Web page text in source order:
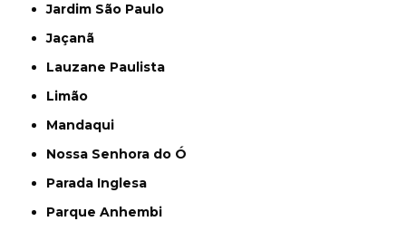
Jardim São Paulo
Jaçanã
Lauzane Paulista
Limão
Mandaqui
Nossa Senhora do Ó
Parada Inglesa
Parque Anhembi